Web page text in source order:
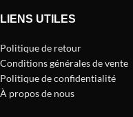
LIENS UTILES
Politique de retour
Conditions générales de vente
Politique de confidentialité
À propos de nous